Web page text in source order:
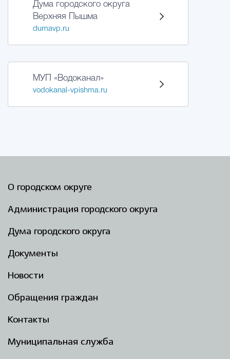
Дума городского округа
Верхняя Пышма
dumavp.ru
МУП «Водоканал»
vodokanal-vpishma.ru
О городском округе
Администрация городского округа
Дума городского округа
Документы
Новости
Обращения граждан
Контакты
Муниципальная служба